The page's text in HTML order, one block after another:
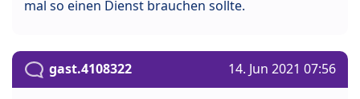
mal so einen Dienst brauchen sollte.
gast.4108322 14. Jun 2021 07:56